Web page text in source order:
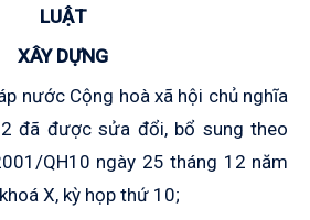
LUẬT
XÂY DỰNG
nước Cộng hoà xã hội chủ nghĩa
đã được sửa đổi, bổ sung theo
QH10 ngày 25 tháng 12 năm
X, kỳ họp thứ 10;